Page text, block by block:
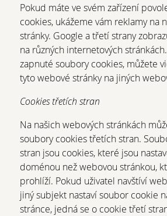
Pokud máte ve svém zařízení
cookies, ukážeme vám reklamy na
stránky. Google a třetí strany
na různých internetových
zapnuté soubory cookies, můžete
tyto webové stránky na jiných
Cookies třetích stran
Na našich webových stránkách
soubory cookies třetích stran.
stran jsou cookies, které jsou
doménou než webovou stránkou,
prohlíží. Pokud uživatel navštíví
jiný subjekt nastaví soubor cookie
stránce, jedná se o cookie třetí